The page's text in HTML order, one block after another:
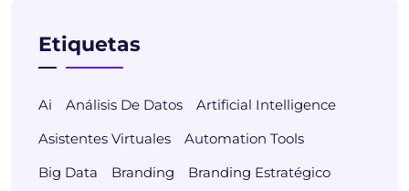
Etiquetas
Ai Análisis De Datos
Artificial Intelligence
Asistentes Virtuales
Automation Tools
Big Data
Branding
Branding Estratégico